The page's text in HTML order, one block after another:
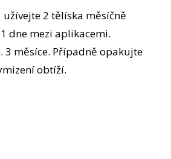
užívejte 2 tělíska měsíčně
dne mezi aplikacemi.
3 měsíce. Případně opakujte
obtíží.